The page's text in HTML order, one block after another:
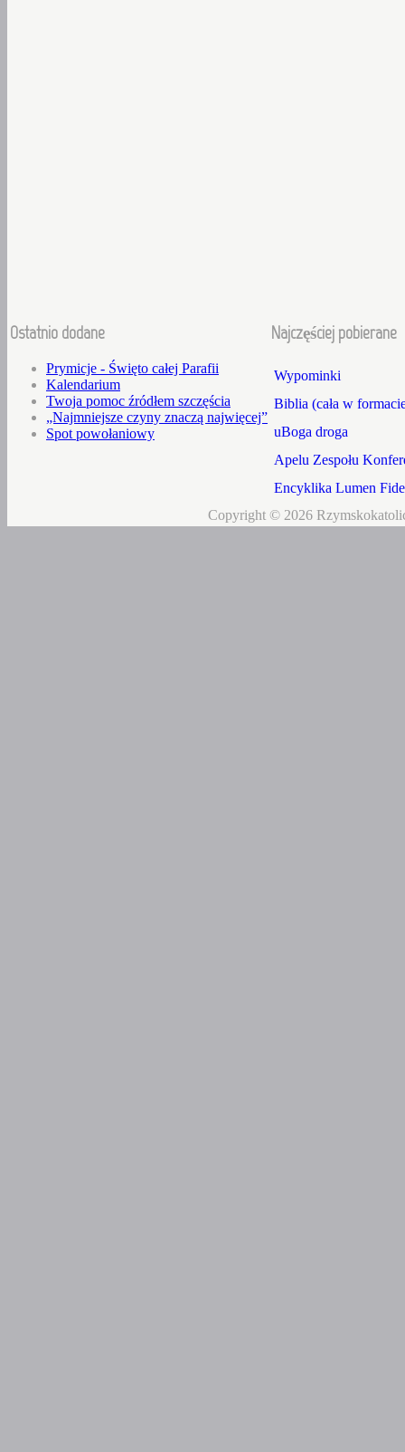
Ostatnio dodane
Prymicje - Święto całej Parafii
Kalendarium
Twoja pomoc źródłem szczęścia
„Najmniejsze czyny znaczą najwięcej”
Spot powołaniowy
Najczęściej pobierane
Wypominki
Biblia (cała w
uBoga droga
Apelu Zespołu
Encyklika Lumen
Copyright © 2026